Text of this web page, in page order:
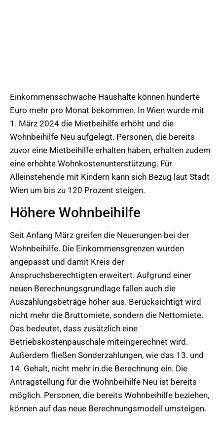
Einkommensschwache Haushalte können hunderte
Euro mehr pro Monat bekommen. In Wien wurde mit
1. März 2024 die Mietbeihilfe erhöht und die
Wohnbeihilfe Neu aufgelegt. Personen, die bereits
zuvor eine Mietbeihilfe erhalten haben, erhalten zudem
eine erhöhte Wohnkostenunterstützung. Für
Alleinstehende mit Kindern kann sich Bezug laut Stadt
Wien um bis zu 120 Prozent steigen.
Höhere Wohnbeihilfe
Seit Anfang März greifen die Neuerungen bei der
Wohnbeihilfe. Die Einkommensgrenzen wurden
angepasst und damit Kreis der
Anspruchsberechtigten erweitert. Aufgrund einer
neuen Berechnungsgrundlage fallen auch die
Auszahlungsbeträge höher aus. Berücksichtigt wird
nicht mehr die Bruttomiete, sondern die Nettomiete.
Das bedeutet, dass zusätzlich eine
Betriebskostenpauschale miteingerechnet wird.
Außerdem fließen Sonderzahlungen, wie das 13. und
14. Gehalt, nicht mehr in die Berechnung ein. Die
Antragstellung für die Wohnbeihilfe Neu ist bereits
möglich. Personen, die bereits Wohnbeihilfe beziehen,
können auf das neue Berechnungsmodell umsteigen.